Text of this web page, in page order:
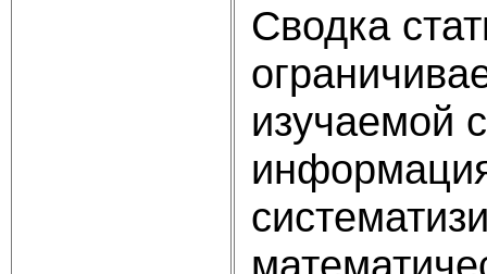
Сводка
изучаемой